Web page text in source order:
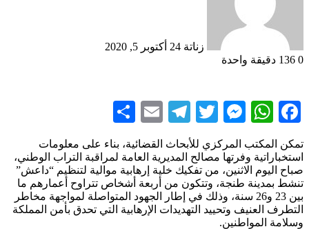
زناتة 24
أكتوبر 5, 2020
0
دقيقة واحدة
Facebook
WhatsApp
Messenger
Twitter
Telegram
Email
تمكن المكتب المركزي للأبحاث القضائية، بناء على معلومات
استخباراتية وفرتها مصالح المديرية العامة لمراقبة التراب الوطني،
صباح اليوم الاثنين، من تفكيك خلية إرهابية موالية لتنظيم “داعش”
تنشط بمدينة طنجة، وتتكون من أربعة أشخاص تتراوح أعمارهم ما
بين 23 و26 سنة، وذلك في إطار الجهود المتواصلة لمواجهة مخاطر
التطرف العنيف وتحييد التهديدات الإرهابية التي تحدق بأمن المملكة
وسلامة المواطنين.